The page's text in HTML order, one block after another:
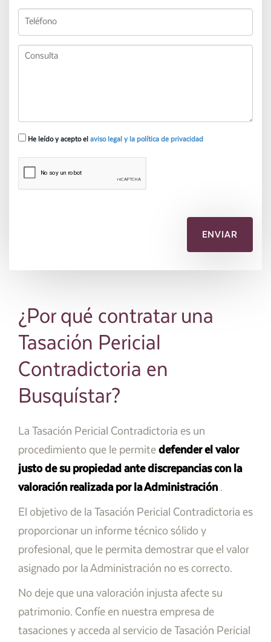
He leído y acepto el aviso legal y la política de privacidad
¿Por qué contratar una
Tasación Pericial
Contradictoria en
Busquístar?
La Tasación Pericial Contradictoria es un
procedimiento que le permitedefender el valor
justo de su propiedad ante discrepancias con la
valoración realizada por la Administración.
El objetivo de la Tasación Pericial Contradictoria es
proporcionar un informe técnico sólido y
profesional, que le permita demostrar que el valor
asignado por la Administración no es correcto.
No deje que una valoración injusta afecte su
patrimonio. Confíe en nuestra empresa de
tasaciones y acceda al servicio de Tasación Pericial